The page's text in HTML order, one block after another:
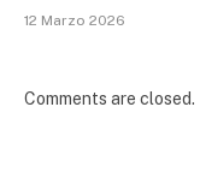
12 Marzo 2026
Comments are closed.